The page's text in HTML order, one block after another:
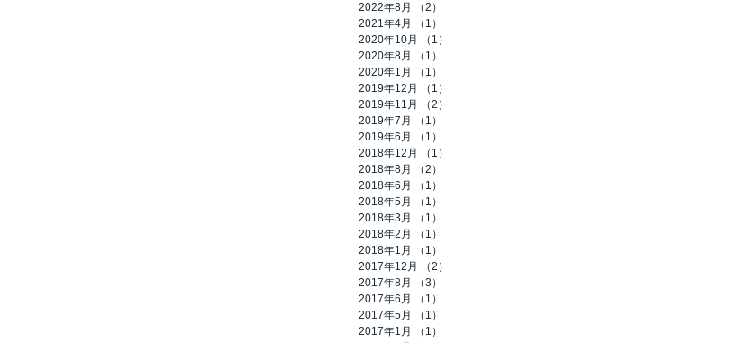
2022年8月
（2）
2021年4月
（1）
2020年10月
（1）
2020年8月
（1）
2020年1月
（1）
2019年12月
（1）
2019年11月
（2）
2019年7月
（1）
2019年6月
（1）
2018年12月
（1）
2018年8月
（2）
2018年6月
（1）
2018年5月
（1）
2018年3月
（1）
2018年2月
（1）
2018年1月
（1）
2017年12月
（2）
2017年8月
（3）
2017年6月
（1）
2017年5月
（1）
2017年1月
（1）